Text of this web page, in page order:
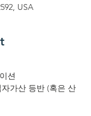
USA
션
가산 등반 (혹은 산